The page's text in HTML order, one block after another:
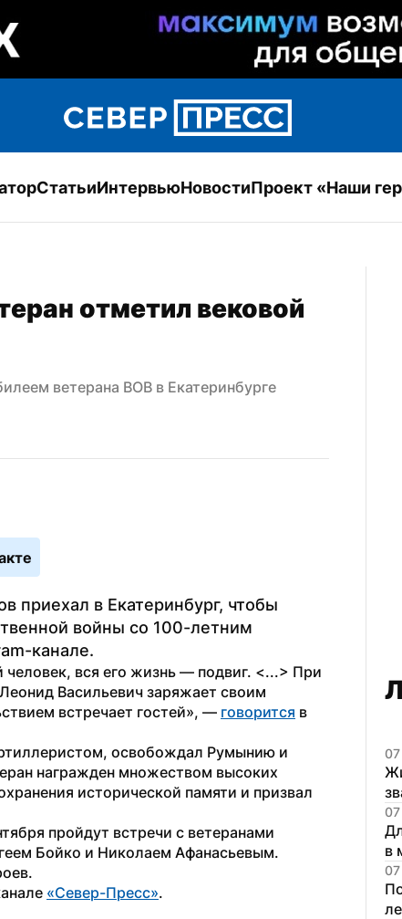
СтатьиИнтервьюНовостиПроект «Наши
отметил вековой
ветерана ВОВ в Екатеринбурге
приехал в Екатеринбург, чтобы
войны со 100-летним
канале.
вся его жизнь — подвиг. <...> При
Васильевич заряжает своим
встречает гостей», — говорится в
освобождал Румынию и
награжден множеством высоких
исторической памяти и призвал
пройдут встречи с ветеранами
Бойко и Николаем Афанасьевым.
«Север-Пресс».
в